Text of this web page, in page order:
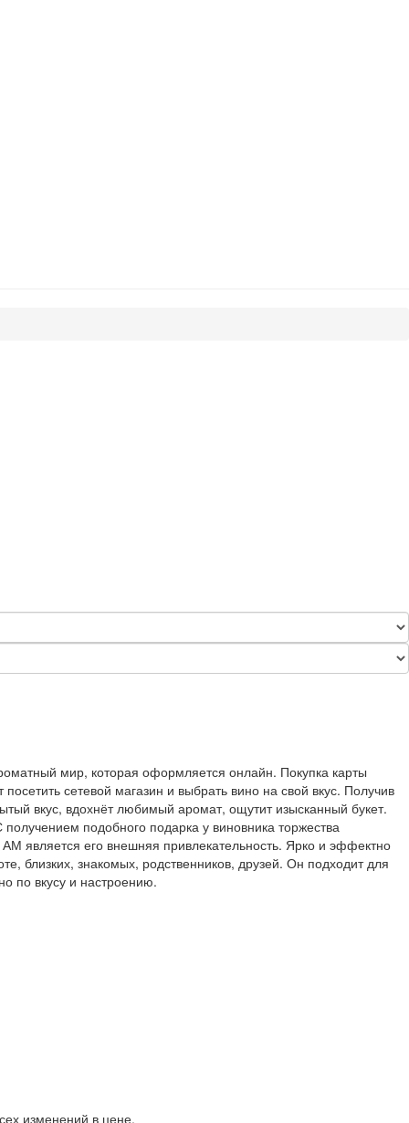
мир, которая оформляется онлайн. Покупка карты
сетевой магазин и выбрать вино на свой вкус. Получив
вкус, вдохнёт любимый аромат, ощутит изысканный букет.
подобного подарка у виновника торжества
является его внешняя привлекательность. Ярко и эффектно
близких, знакомых, родственников, друзей. Он подходит для
по вкусу и настроению.
изменений в цене.